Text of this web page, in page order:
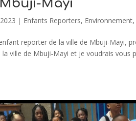
Mayi
| Enfants Reporters, Environnement,
reporter de la ville de Mbuji-Mayi,
ville de Mbuji-Mayi et je voudrais vous